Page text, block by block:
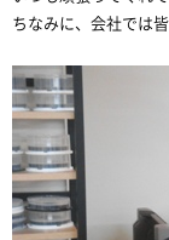
ちなみに、会社では